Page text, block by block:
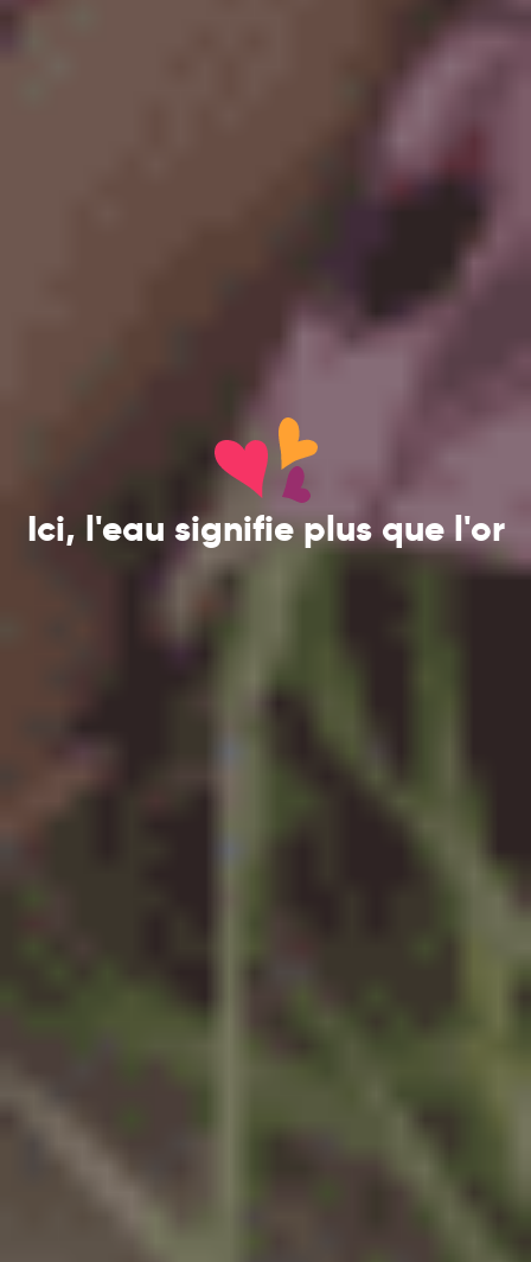
Ici, l'eau signifie plus que l'or